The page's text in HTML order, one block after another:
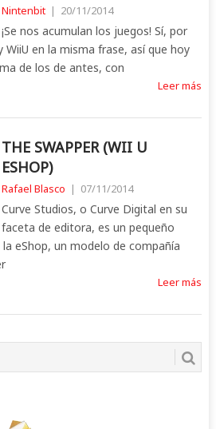
Nintenbit | 20/11/2014
¡Se nos acumulan los juegos! Sí, por
en la misma frase, así que hoy
de los de antes, con
Leer más
THE SWAPPER (WII U
ESHOP)
Rafael Blasco | 07/11/2014
Curve Studios, o Curve Digital en su
faceta de editora, es un pequeño
eShop, un modelo de compañía
Leer más